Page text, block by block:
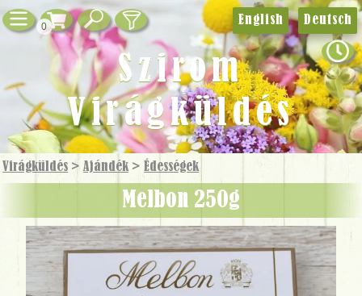
0
Virágküldés >Ajándék > Édességek
Melbon 250g
English Deutsch
Szirom
Virágküldés